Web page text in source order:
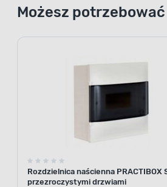
Możesz potrzebować
Rozdzielnica naścienna PRACTIBOX
przezroczystymi drzwiami